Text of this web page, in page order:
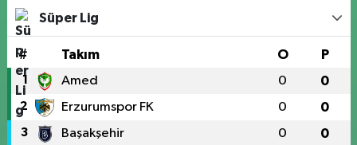
Süper Lig
# Takım O P
1 Amed 0 0
2 Erzurumspor FK 0 0
3 Başakşehir 0 0